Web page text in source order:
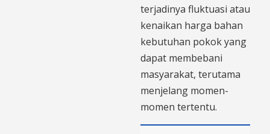
terjadinya fluktuasi atau
kenaikan harga bahan
kebutuhan pokok yang
dapat membebani
masyarakat, terutama
menjelang momen-
momen tertentu.